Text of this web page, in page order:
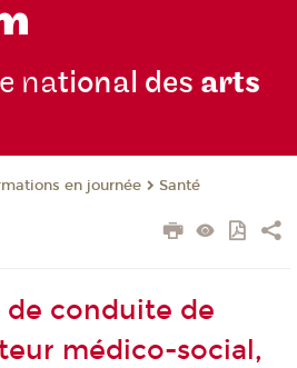
national des arts
en journée Santé
conduite de
médico-social,